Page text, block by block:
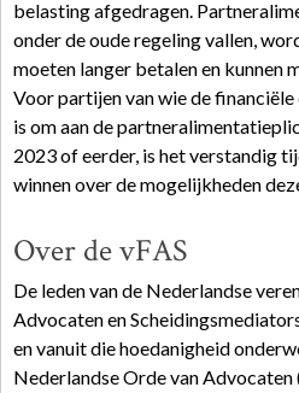
belasting afgedragen.
onder de oude regeling vallen,
moeten langer betalen en kunnen
Voor partijen van wie de
is om aan de
2023 of eerder, is het verstandig
winnen over de mogelijkheden
Over de vFAS
De leden van de Nederlandse
Advocaten en
en vanuit die hoedanigheid
Nederlandse Orde van